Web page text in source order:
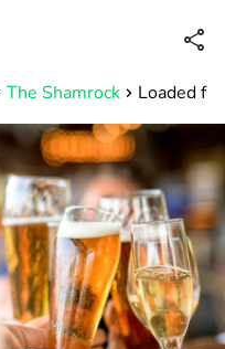
Available until 23:00
The Shamrock Loaded